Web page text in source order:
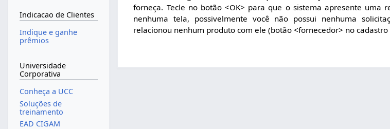
forneça. Tecle no botão <OK> para que o sistema apresente uma
nenhuma tela, possivelmente você não possui nenhuma
relacionou nenhum produto com ele (botão <fornecedor> no
Indicacao de Clientes
Indique e ganhe
prêmios
Universidade
Corporativa
Conheça a UCC
Soluções de
treinamento
EAD CIGAM